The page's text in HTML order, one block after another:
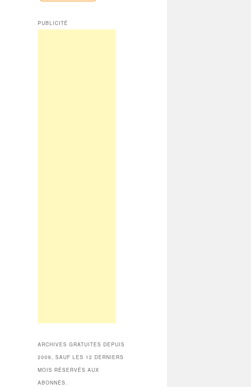
PUBLICITÉ
ARCHIVES GRATUITES DEPUIS
2009, SAUF LES 12 DERNIERS
MOIS RÉSERVÉS AUX
ABONNÉS.